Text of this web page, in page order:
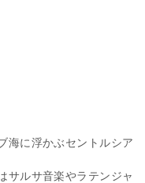
海に浮かぶセントルシア
サルサ音楽やラテンジャ